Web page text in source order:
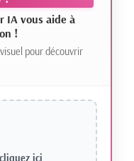
IA vous aide à
!
pour découvrir
cliquez ici